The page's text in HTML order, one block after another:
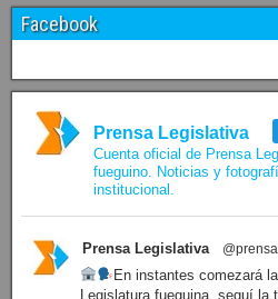
Facebook
Prensa Legislativa
Cuenta oficial de Prensa
fueguino. Noticias y
institucional.
Prensa Legislativa
En instantes comezará
Legislatura fueguina, seguí